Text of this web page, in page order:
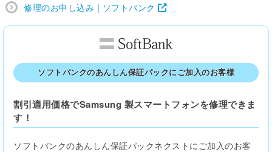
修理のお申し込み | ソフトバンク
ソフトバンクのあんしん保証パックにご加入のお客様
割引適用価格でSamsung 製スマートフォンを修理できま
す！
ソフトバンクのあんしん保証パックネクストにご加入のお客